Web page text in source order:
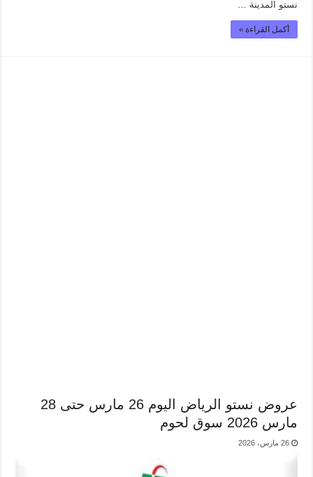
نستو المدينة …
أكمل القراءة »
عروض نستو الرياض اليوم 26 مارس حتى 28
مارس 2026 سوق لحوم
26 مارس، 2026